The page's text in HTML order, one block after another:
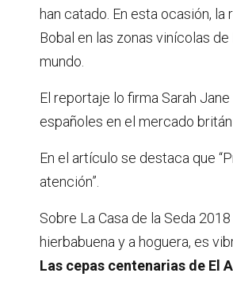
han catado. En esta ocasión,
Bobal en las zonas vinícolas
mundo.
El reportaje lo firma Sarah
españoles en el mercado
En el artículo se destaca que
atención”.
Sobre La Casa de la Seda
hierbabuena y a hoguera, es
Las cepas centenarias de El